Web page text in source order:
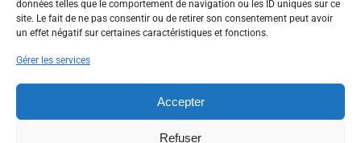
données telles que le comportement de navigation ou les ID uniques sur ce
site. Le fait de ne pas consentir ou de retirer son consentement peut avoir
un effet négatif sur certaines caractéristiques et fonctions.
Gérer les services
Accepter
Refuser